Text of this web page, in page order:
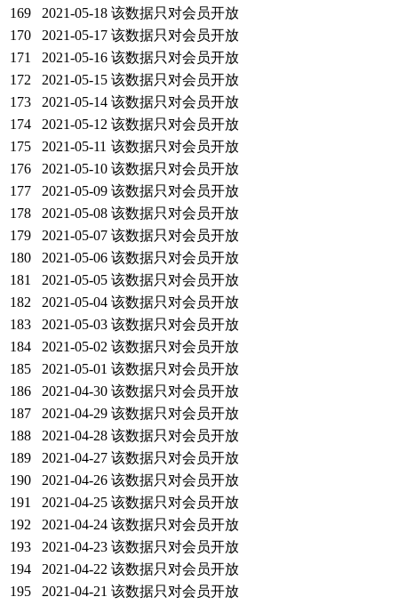
169
2021-05-18 该数据只对会员开放
170
2021-05-17 该数据只对会员开放
171
2021-05-16 该数据只对会员开放
172
2021-05-15 该数据只对会员开放
173
2021-05-14 该数据只对会员开放
174
2021-05-12 该数据只对会员开放
175
2021-05-11 该数据只对会员开放
176
2021-05-10 该数据只对会员开放
177
2021-05-09 该数据只对会员开放
178
2021-05-08 该数据只对会员开放
179
2021-05-07 该数据只对会员开放
180
2021-05-06 该数据只对会员开放
181
2021-05-05 该数据只对会员开放
182
2021-05-04 该数据只对会员开放
183
2021-05-03 该数据只对会员开放
184
2021-05-02 该数据只对会员开放
185
2021-05-01 该数据只对会员开放
186
2021-04-30 该数据只对会员开放
187
2021-04-29 该数据只对会员开放
188
2021-04-28 该数据只对会员开放
189
2021-04-27 该数据只对会员开放
190
2021-04-26 该数据只对会员开放
191
2021-04-25 该数据只对会员开放
192
2021-04-24 该数据只对会员开放
193
2021-04-23 该数据只对会员开放
194
2021-04-22 该数据只对会员开放
195
2021-04-21 该数据只对会员开放